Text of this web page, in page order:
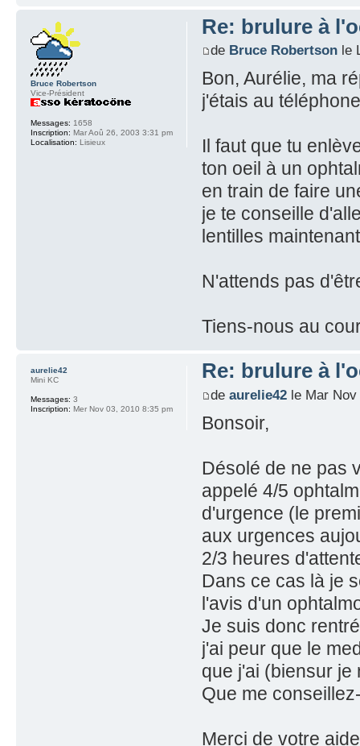
Re: brulure à
de Bruce Robertsonle
Bon, Aurélie, ma
j'étais au
Il faut que tu
ton oeil à un
en train de faire
je te conseille
lentilles
N'attends pas
Tiens-nous au
Bruce Robertson
Vice-Président
Messages: 1658
Inscription: Mar Aoû 26, 2003 3:31 pm
Localisation: Lisieux
Re: brulure à
de aurelie42le Mar Nov
Bonsoir,
Désolé de ne pas
appelé 4/5
d'urgence (le
aux urgences
2/3 heures
Dans ce cas là je
l'avis d'un
Je suis donc
j'ai peur que le
que j'ai (biensur
Que me
Merci de votre aide
aurelie42
Mini KC
Messages: 3
Inscription: Mer Nov 03, 2010 8:35 pm